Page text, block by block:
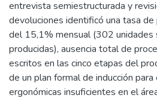
entrevista semiestructurada y
devoluciones identificó una tasa
del 15,1% mensual (302
producidas), ausencia total de
escritos en las cinco etapas del
de un plan formal de inducción
ergonómicas insuficientes en el